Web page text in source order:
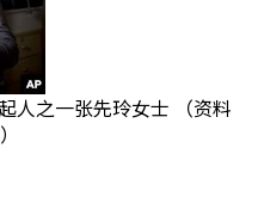
人之一张先玲女士 （资料